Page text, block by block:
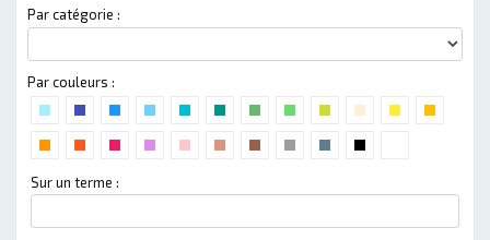
Par catégorie :
Par couleurs :
Sur un terme :